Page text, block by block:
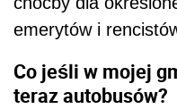
emerytów i
Co jeśli w mojej
teraz autobusów?